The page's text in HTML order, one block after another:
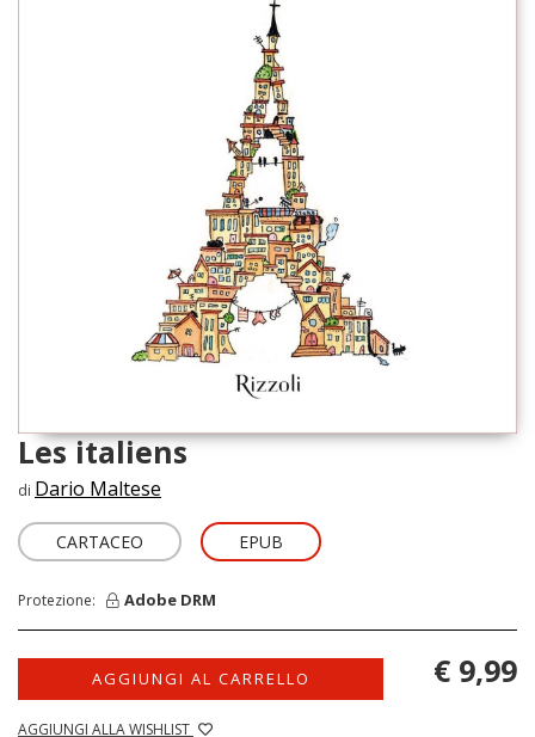
Les italiens
di Dario Maltese
CARTACEO EPUB
Protezione: Adobe DRM
AGGIUNGI AL CARRELLO
AGGIUNGI ALLA WISHLIST
€ 9,99